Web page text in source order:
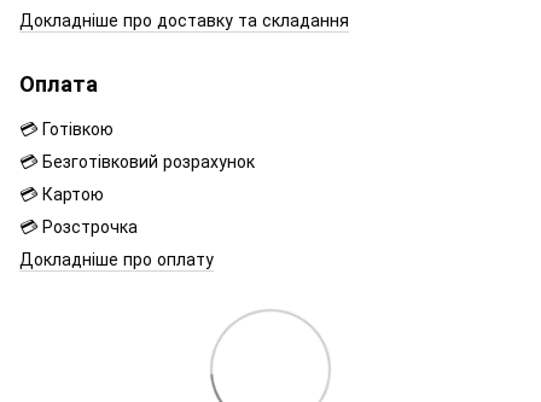
Докладніше про доставку та складання
Оплата
💳 Готівкою
💳 Безготівковий розрахунок
💳 Картою
💳 Розстрочка
Докладніше про оплату